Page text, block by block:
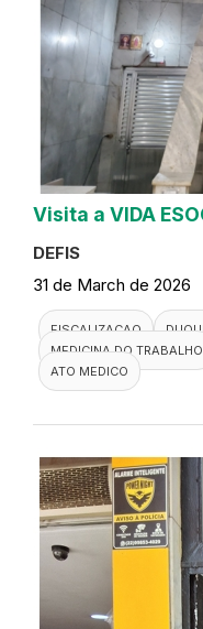
Visita a VIDA
DEFIS
31 de March de 2026
FISCALIZACAO
MEDICINA DO TRABALHO
ATO MEDICO